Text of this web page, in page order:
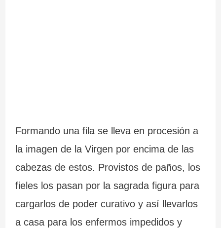
Formando una fila se lleva en procesión a
la imagen de la Virgen por encima de las
cabezas de estos. Provistos de paños, los
fieles los pasan por la sagrada figura para
cargarlos de poder curativo y así llevarlos
a casa para los enfermos impedidos y